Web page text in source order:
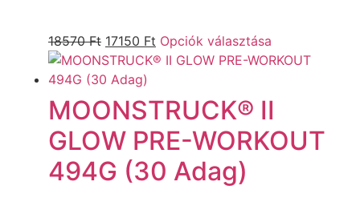
18570Ft 17150 Ft Opciók választása
MOONSTRUCK® II
GLOW PRE-WORKOUT
494G (30 Adag)